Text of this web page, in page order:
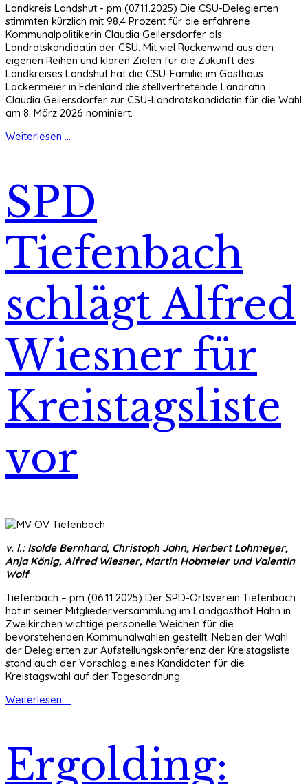
Landkreis Landshut - pm (07.11.2025) Die CSU-Delegierten
stimmten kürzlich mit 98,4 Prozent für die erfahrene
Kommunalpolitikerin Claudia Geilersdorfer als
Landratskandidatin der CSU. Mit viel Rückenwind aus den
eigenen Reihen und klaren Zielen für die Zukunft des
Landkreises Landshut hat die CSU-Familie im Gasthaus
Lackermeier in Edenland die stellvertretende Landrätin
Claudia Geilersdorfer zur CSU-Landratskandidatin für die Wahl
am 8. März 2026 nominiert.
Weiterlesen ...
SPD
Tiefenbach
schlägt Alfred
Wiesner für
Kreistagsliste
vor
v. l.: Isolde Bernhard, Christoph Jahn, Herbert Lohmeyer,
Anja König, Alfred Wiesner, Martin Hobmeier und Valentin
Wolf
Tiefenbach – pm (06.11.2025) Der SPD-Ortsverein Tiefenbach
hat in seiner Mitgliederversammlung im Landgasthof Hahn in
Zweikirchen wichtige personelle Weichen für die
bevorstehenden Kommunalwahlen gestellt. Neben der Wahl
der Delegierten zur Aufstellungskonferenz der Kreistagsliste
stand auch der Vorschlag eines Kandidaten für die
Kreistagswahl auf der Tagesordnung.
Weiterlesen ...
Ergolding: